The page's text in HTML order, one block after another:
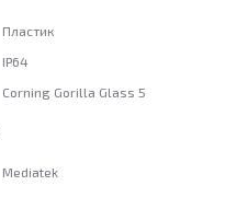
Пластик
IP64
Corning Gorilla Glass 5
Mediatek